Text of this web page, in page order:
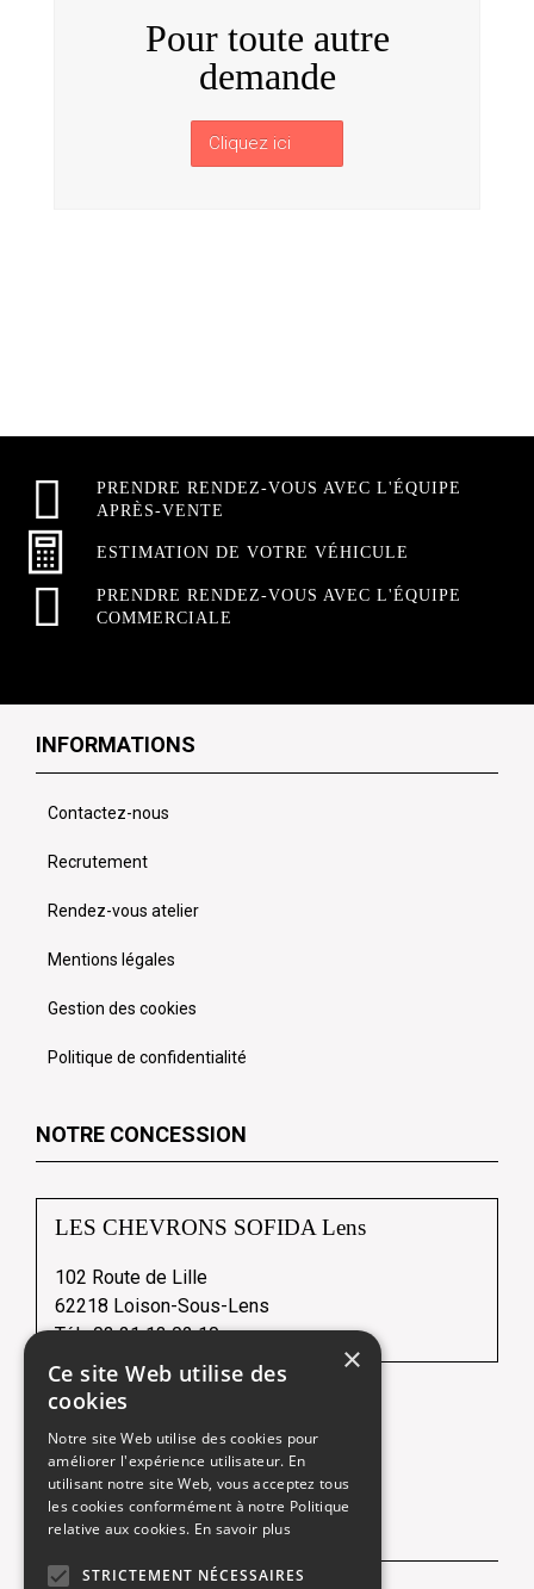
Pour toute autre
demande
Cliquez ici
PRENDRE RENDEZ-VOUS AVEC L'ÉQUIPE
APRÈS-VENTE
ESTIMATION DE VOTRE VÉHICULE
PRENDRE RENDEZ-VOUS AVEC L'ÉQUIPE
COMMERCIALE
INFORMATIONS
Contactez-nous
Recrutement
Rendez-vous atelier
Mentions légales
Gestion des cookies
Politique de confidentialité
NOTRE CONCESSION
LES CHEVRONS SOFIDA Lens
102 Route de Lille
62218 Loison-Sous-Lens
Tél :03 21 13 02 10
Une société du
NOUS SUIVRE
×
Ce site Web utilise des
cookies
Notre site Web utilise des cookies pour
améliorer l'expérience utilisateur. En
utilisant notre site Web, vous acceptez tous
les cookies conformément à notre Politique
relative aux cookies. En savoir plus
STRICTEMENT NÉCESSAIRES